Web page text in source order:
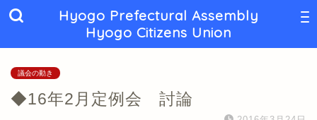
Hyogo Prefectural Assembly
Hyogo Citizens Union
議会の動き
◆16年2月定例会 討論